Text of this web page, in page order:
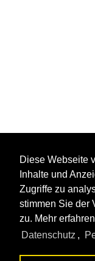
Diese Webseite
Inhalte und
Zugriffe zu
stimmen Sie der
zu. Mehr
Datenschutz ,